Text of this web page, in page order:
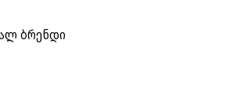
ბრენდი